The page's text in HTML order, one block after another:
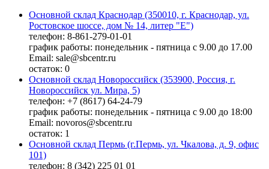
Основной склад Краснодар (350010, г. Краснодар, ул.
Ростовское шоссе, дом № 14, литер "Е")
телефон: 8-861-279-01-01
график работы: понедельник - пятница с 9.00 до 17.00
Email: sale@sbcentr.ru
остаток: 0
Основной склад Новороссийск (353900, Россия, г.
Новороссийск ул. Мира, 5)
телефон: +7 (8617) 64-24-79
график работы: понедельник - пятница с 9.00 до 18:00
Email: novoros@sbcentr.ru
остаток: 1
Основной склад Пермь (г.Пермь, ул. Чкалова, д. 9, офис
101)
телефон: 8 (342) 225 01 01